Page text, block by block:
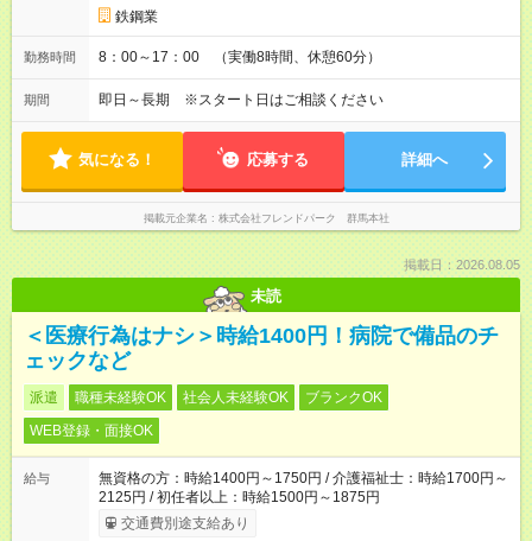
鉄鋼業
勤務時間 8：00～17：00 （実働8時間、休憩60分）
期間 即日～長期 ※スタート日はご相談ください
気になる！ 応募する 詳細へ
掲載元企業名 株式会社フレンドパーク 群馬本社
掲載日：2026.08.05
未読
＜医療行為はナシ＞時給1400円！病院で備品のチ
ェックなど
派遣 職種未経験OK 社会人未経験OK
ブランクOK
WEB登録・面接OK
給与
無資格の方：時給1400円～1750円 / 介護福祉士：時給1700円～
2125円 / 初任者以上：時給1500円～1875円
交通費別途支給あり